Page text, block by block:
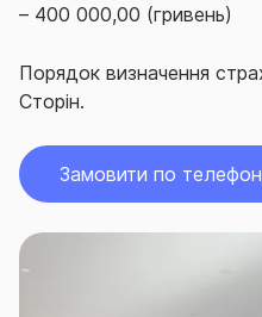
– 400 000,00 (гривень)
Порядок визначення
Сторін.
Замовити по